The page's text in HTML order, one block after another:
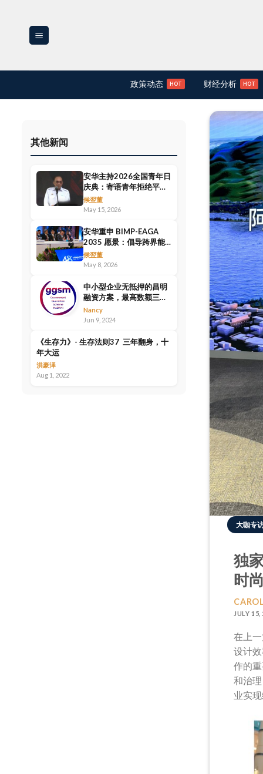
政策动态 财经分析
其他新闻
安华主持2026全国青年日
庆典：寄语青年拒绝平
庸，以诚信与智慧引领大
马新时代
候翌董
May 15, 2026
安华重申 BIMP-EAGA
2035 愿景：倡导跨界能
源连接与包容性增长
候翌董
May 8, 2026
中小型企业无抵押的昌明
融资方案，最高数额三千
万
Nancy
Jun 9, 2024
《生存力》- 生存法则37 三年翻身，十
年大运
洪豪泽
Aug 1, 2022
大咖专
独
时
JULY
在上
设计
作的
和治
业实